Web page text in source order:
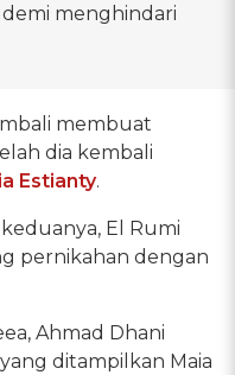
menghindari
membuat
dia kembali
Estianty.
El Rumi
pernikahan dengan
Ahmad Dhani
ditampilkan Maia